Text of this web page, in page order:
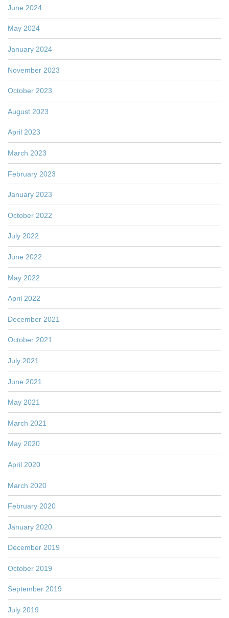
June 2024
May 2024
January 2024
November 2023
October 2023
August 2023
April 2023
March 2023
February 2023
January 2023
October 2022
July 2022
June 2022
May 2022
April 2022
December 2021
October 2021
July 2021
June 2021
May 2021
March 2021
May 2020
April 2020
March 2020
February 2020
January 2020
December 2019
October 2019
September 2019
July 2019